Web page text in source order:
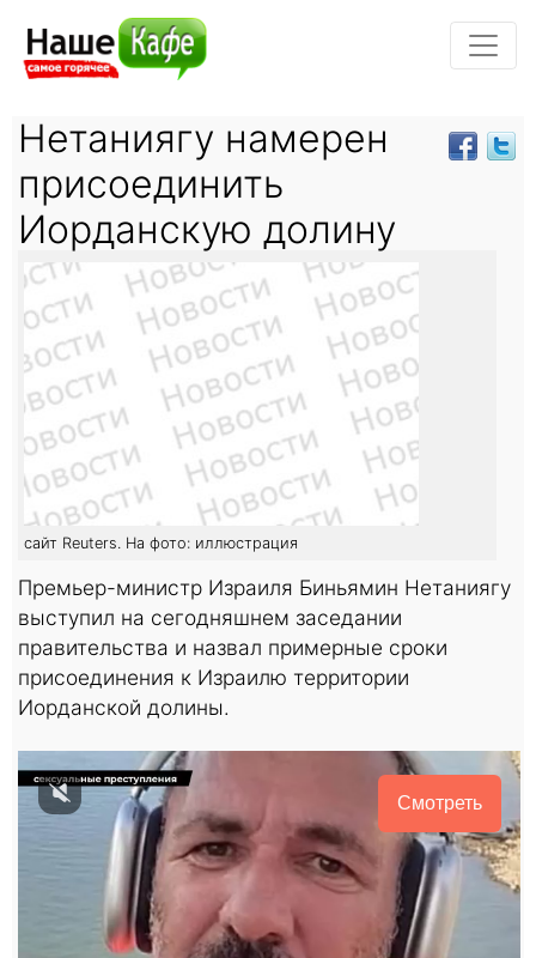
Нетаниягу намерен
присоединить
Иорданскую долину
сайт Reuters. На фото: иллюстрация
Премьер-министр Израиля Биньямин Нетаниягу
выступил на сегодняшнем заседании
правительства и назвал примерные сроки
присоединения к Израилю территории
Иорданской долины.
Смотреть